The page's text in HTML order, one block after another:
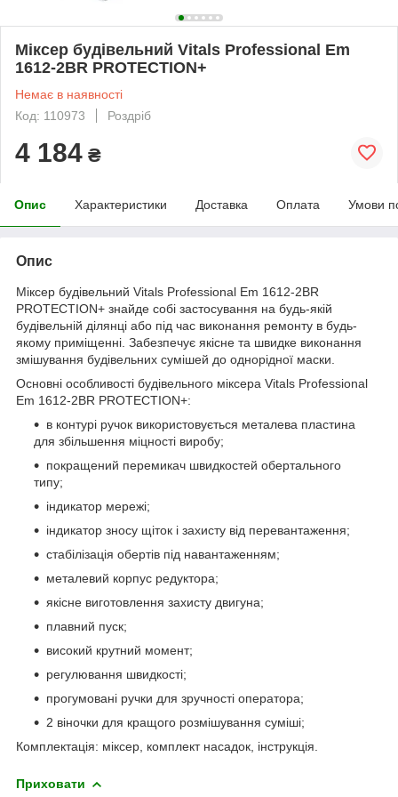
Міксер будівельний Vitals Professional Em
1612-2BR PROTECTION+
Немає в наявності
Код: 110973
Роздріб
4 184 ₴
Опис Характеристики Доставка Оплата Умови
Опис
Міксер будівельний Vitals Professional Em 1612-2BR
PROTECTION+ знайде собі застосування на будь-якій
будівельній ділянці або під час виконання ремонту в будь-
якому приміщенні. Забезпечує якісне та швидке виконання
змішування будівельних сумішей до однорідної маски.
Основні особливості будівельного міксера Vitals Professional
Em 1612-2BR PROTECTION+:
в контурі ручок використовується металева пластина
для збільшення міцності виробу;
покращений перемикач швидкостей обертального
типу;
індикатор мережі;
індикатор зносу щіток і захисту від перевантаження;
стабілізація обертів під навантаженням;
металевий корпус редуктора;
якісне виготовлення захисту двигуна;
плавний пуск;
високий крутний момент;
регулювання швидкості;
прогумовані ручки для зручності оператора;
2 віночки для кращого розмішування суміші;
Комплектація: міксер, комплект насадок, інструкція.
Приховати